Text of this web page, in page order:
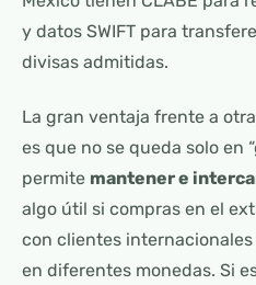
y datos SWIFT para
divisas admitidas.
La gran ventaja frente a
es que no se queda solo en
permite mantener e
algo útil si compras en el
con clientes
en diferentes monedas. Si